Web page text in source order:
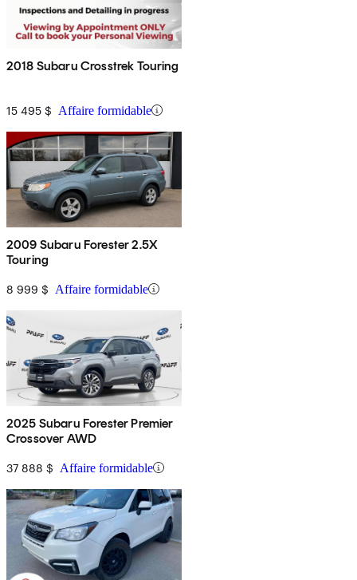
2018 Subaru Crosstrek Touring
15 495 $ Affaire formidable
2009 Subaru Forester 2.5X
Touring
8 999 $ Affaire formidable
2025 Subaru Forester Premier
Crossover AWD
37 888 $ Affaire formidable